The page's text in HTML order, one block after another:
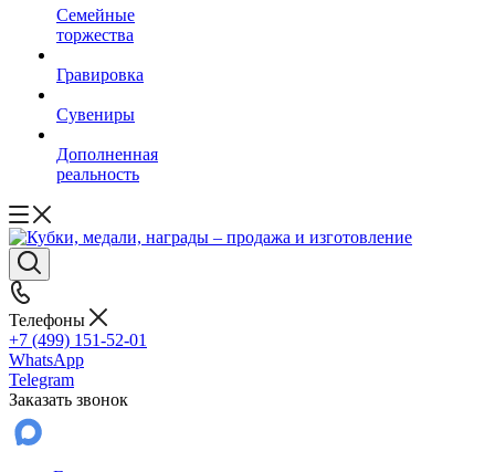
Семейные
торжества
Гравировка
Сувениры
Дополненная
реальность
Телефоны
+7 (499) 151-52-01
WhatsApp
Telegram
Заказать звонок